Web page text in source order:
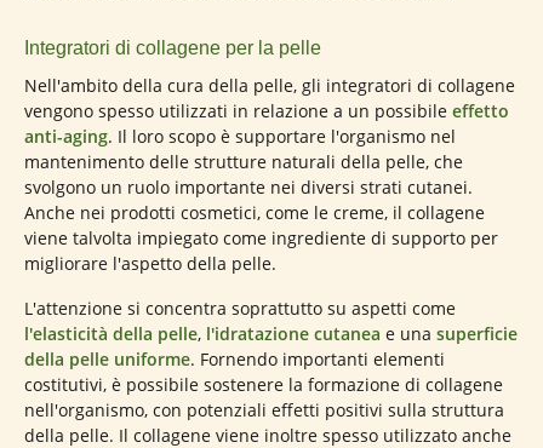
Integratori di collagene per la pelle
Nell'ambito della cura della pelle, gli integratori di collagene
vengono spesso utilizzati in relazione a un possibile effetto
anti-aging. Il loro scopo è supportare l'organismo nel
mantenimento delle strutture naturali della pelle, che
svolgono un ruolo importante nei diversi strati cutanei.
Anche nei prodotti cosmetici, come le creme, il collagene
viene talvolta impiegato come ingrediente di supporto per
migliorare l'aspetto della pelle.
L'attenzione si concentra soprattutto su aspetti come
l'elasticità della pelle, l'idratazione cutanea e una superficie
della pelle uniforme. Fornendo importanti elementi
costitutivi, è possibile sostenere la formazione di collagene
nell'organismo, con potenziali effetti positivi sulla struttura
della pelle. Il collagene viene inoltre spesso utilizzato anche